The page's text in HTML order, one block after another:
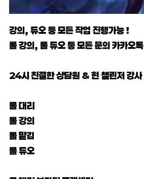
강의, 듀오 등 모든 작업 진행가능 !
롤 강의, 롤 듀오 등 모든 문의 카카
24시 친절한 상담원 & 현 챌린저 강사
롤 대리
롤 강의
롤 맡김
롤 듀오